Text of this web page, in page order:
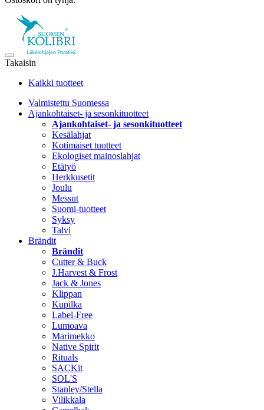
Takaisin
Kaikki tuotteet
Valmistettu Suomessa
Ajankohtaiset- ja sesonkituotteet
Ajankohtaiset- ja sesonkituotteet
Kesälahjat
Kotimaiset tuotteet
Ekologiset mainoslahjat
Etätyö
Herkkusetit
Joulu
Messut
Suomi-tuotteet
Syksy
Talvi
Brändit
Brändit
Cutter & Buck
J.Harvest & Frost
Jack & Jones
Klippan
Kupilka
Label-Free
Lumoava
Marimekko
Native Spirit
Rituals
SACKit
SOL'S
Stanley/Stella
Vilikkala